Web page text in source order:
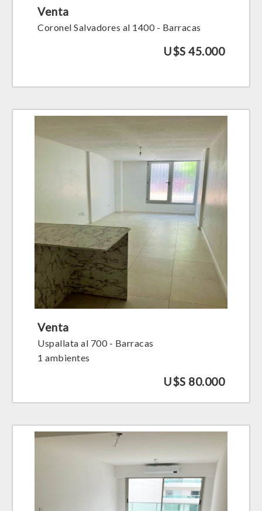
Venta
Coronel Salvadores al 1400 - Barracas
U$S 45.000
Venta
Uspallata al 700 - Barracas
1 ambientes
U$S 80.000